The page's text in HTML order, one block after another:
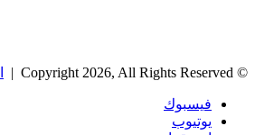
© Copyright 2026, All Rights Reserved |
فيسبوك
يوتيوب